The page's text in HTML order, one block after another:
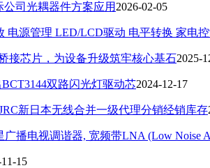
公司光耦器件方案应用 2026-02-05
电源管理 LED/LCD驱动 电平转换 家电
接芯片，为设备升级筑牢核心基石2025-
双路闪光灯驱动芯2024-12-17
新日本无线合并一级代理分销经销库存
播电视调谐器, 宽频带LNA (Low Noise
15